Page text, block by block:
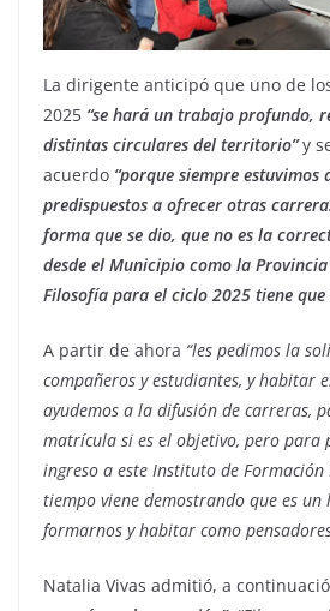
La dirigente anticipó que uno de
2025 “se hará un trabajo profundo,
distintas circulares del territorio”y
acuerdo “porque siempre estuvimos
predispuestos a ofrecer otras
forma que se dio, que no es la
desde el Municipio como la
Filosofía para el ciclo 2025 tiene que
A partir de ahora “les pedimos la
compañeros y estudiantes, y habitar
ayudemos a la difusión de carreras,
matrícula si es el objetivo, pero para
ingreso a este Instituto de Formación
tiempo viene demostrando que es
formarnos y habitar como
Natalia Vivas admitió, a